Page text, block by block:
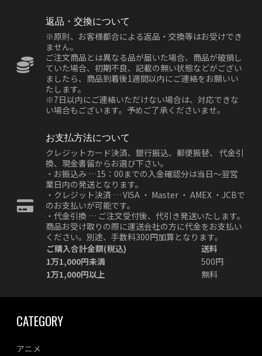
返品・交換について
※原則、お客様都合による返品・交換等はお受けでき
ません。
ご注文商品とは異なる品が届いた場合、商品が破損し
ていた場合、初期不良、記載の無い状態などがござい
ましたら、商品到着後1週間以内にご連絡をお願いい
たします。
※7日以内にご連絡いただけない場合は、対応できな
い場合もございます。予めご了承くださいませ。
お支払方法について
クレジットカード決済、銀行振込、郵便振替、 代金引
換、現金書留からお選び下さい。
・お振込み …15：00までの入金確認分は当日～翌営
業日内の発送となります。
・クレジット決済 … VISA ・ Master ・ AMEX ・JCBで
のお支払いが可能です。
・代金引換 … ご注文受付後、代引き発送いたします。
商品お受け取りの際に運送会社の方に代金をお支払い
ください。別途、手数料300円加算となります。
ご購入合計金額(税込)
送料
1万1,000円未満
500円
1万1,000円以上
無料
CATEGORY
アニメ